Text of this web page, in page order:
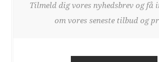
Tilmeld dig vores nyhedsbrev og få
om vores seneste tilbud og